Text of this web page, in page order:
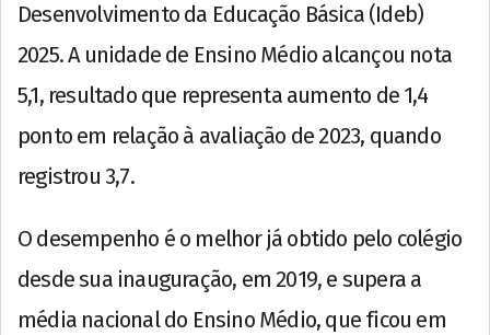
Desenvolvimento da Educação Básica (Ideb)
2025. A unidade de Ensino Médio alcançou nota
5,1, resultado que representa aumento de 1,4
ponto em relação à avaliação de 2023, quando
registrou 3,7.
O desempenho é o melhor já obtido pelo colégio
desde sua inauguração, em 2019, e supera a
média nacional do Ensino Médio, que ficou em